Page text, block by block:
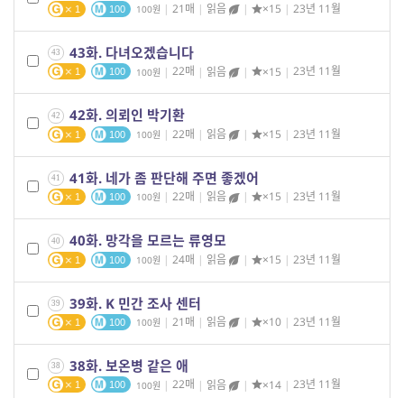
1 100 100 | 21매 | 읽음 | ×15 | 23년 11월
43 43화. 다녀오겠습니다
1 100 100 | 22매 | 읽음 | ×15 | 23년 11월
42 42화. 의뢰인 박기환
1 100 100 | 22매 | 읽음 | ×15 | 23년 11월
41 41화. 네가 좀 판단해 주면 좋겠어
1 100 100 | 22매 | 읽음 | ×15 | 23년 11월
40 40화. 망각을 모르는 류영모
1 100 100 | 24매 | 읽음 | ×15 | 23년 11월
39 39화. K 민간 조사 센터
1 100 100 | 21매 | 읽음 | ×10 | 23년 11월
38 38화. 보온병 같은 애
1 100 100 | 22매 | 읽음 | ×14 | 23년 11월